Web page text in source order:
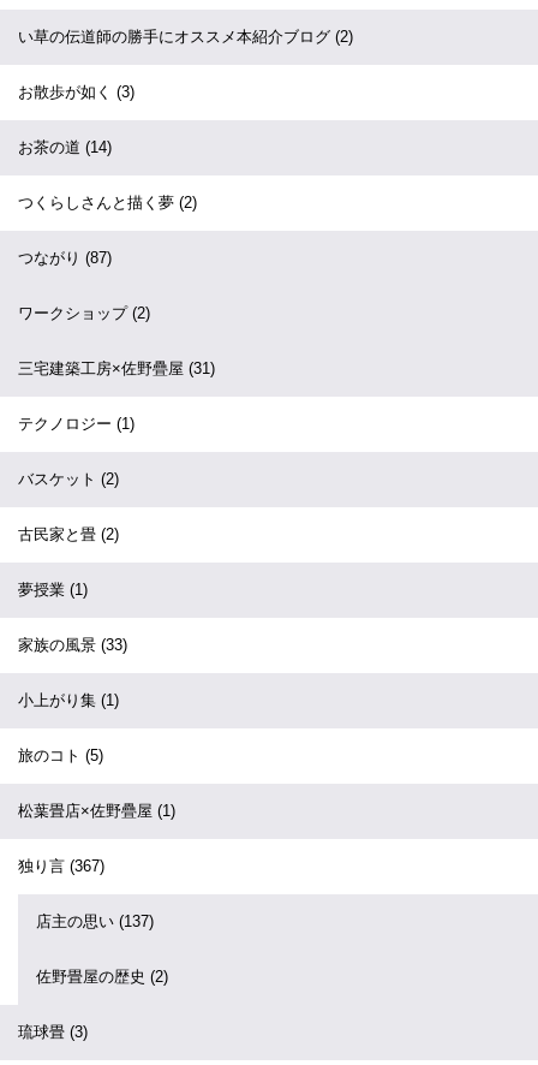
い草の伝道師の勝手にオススメ本紹介ブログ (2)
お散歩が如く (3)
お茶の道 (14)
つくらしさんと描く夢 (2)
つながり (87)
ワークショップ (2)
三宅建築工房×佐野疊屋 (31)
テクノロジー (1)
バスケット (2)
古民家と畳 (2)
夢授業 (1)
家族の風景 (33)
小上がり集 (1)
旅のコト (5)
松葉畳店×佐野疊屋 (1)
独り言 (367)
店主の思い (137)
佐野畳屋の歴史 (2)
琉球畳 (3)